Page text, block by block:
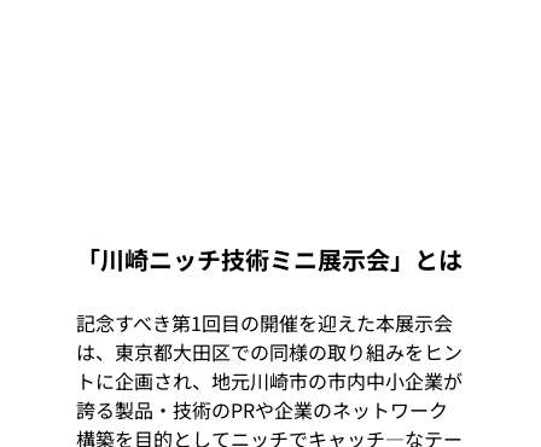
「川崎ニッチ技術ミニ展示会」とは
記念すべき第1回目の開催を迎えた本展示会
は、東京都大田区での同様の取り組みをヒン
トに企画され、地元川崎市の市内中小企業が
誇る製品・技術のPRや企業のネットワーク
構築を目的としてニッチでキャッチ―なテー